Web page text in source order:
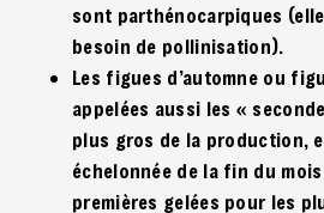
sont parthénocarpiques
besoin de pollinisation).
Les figues d’automne ou
appelées aussi les «
plus gros de la production,
échelonnée de la fin du mois
premières gelées pour les